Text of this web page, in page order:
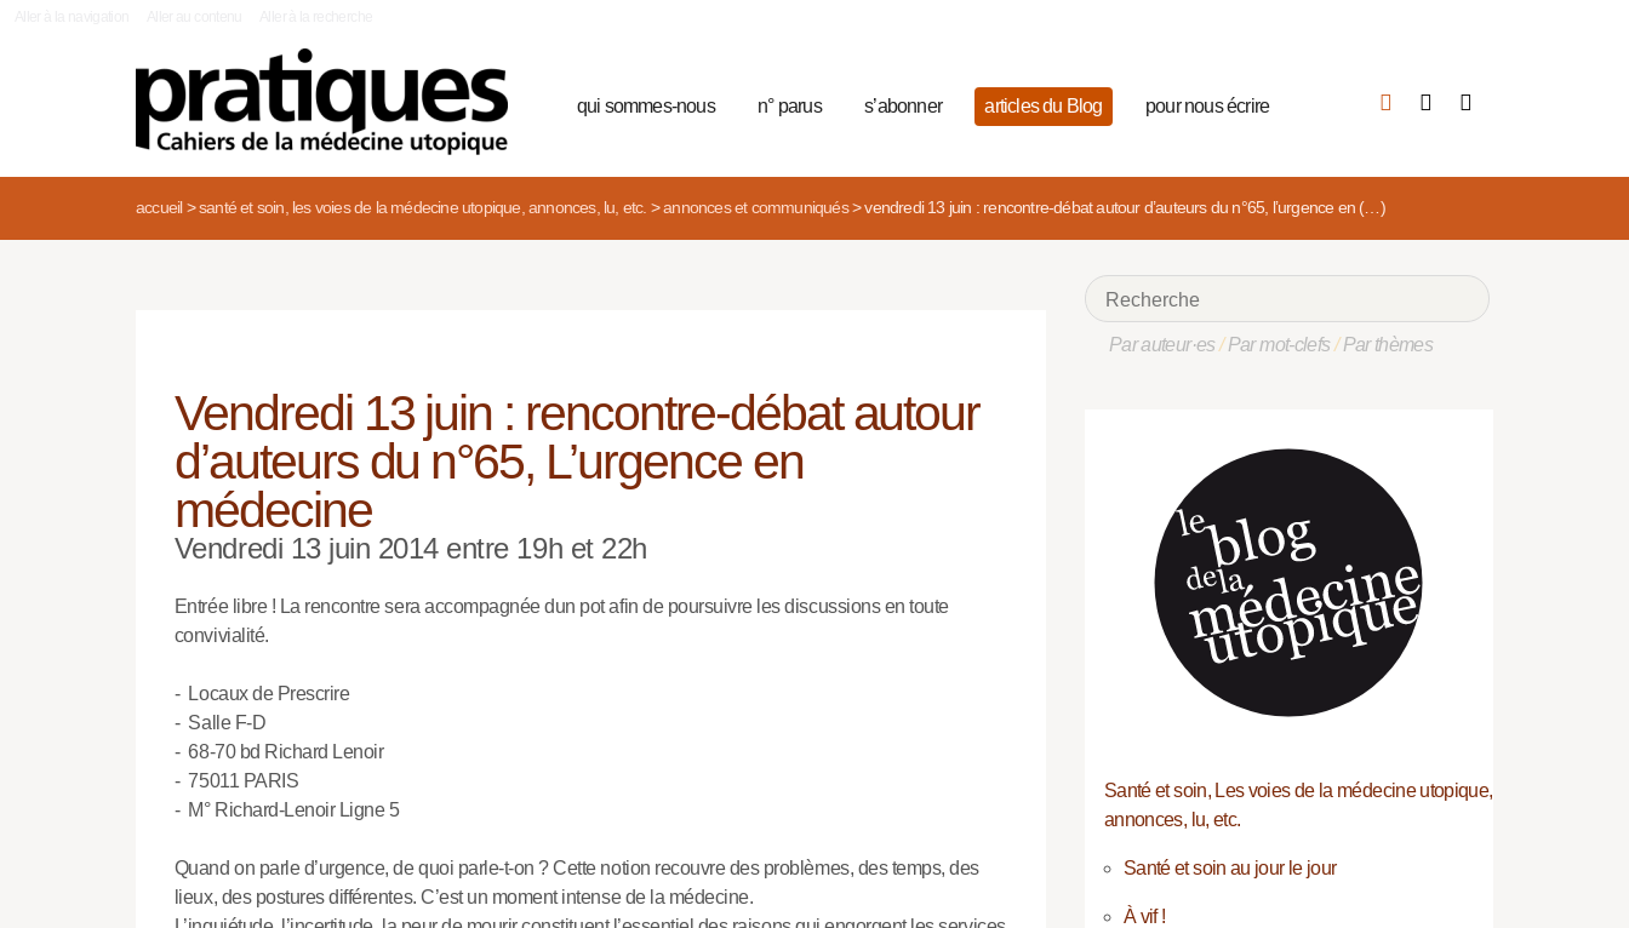
qui sommes-nous n° parus s’abonner articles du Blog pour nous écrire
accueil> santé et soin, les voies de la médecine utopique, annonces, lu, etc. > annonces et communiqués> vendredi 13 juin : rencontre-débat autour d’auteurs du n°65, l’urgence en (…)
Vendredi 13 juin : rencontre-débat autour
d’auteurs du n°65, L’urgence en
médecine
Vendredi 13 juin 2014 entre 19h et 22h
Entrée libre ! La rencontre sera accompagnée dun pot afin de poursuivre les discussions en toute
convivialité.
- Locaux de Prescrire
- Salle F-D
- 68-70 bd Richard Lenoir
- 75011 PARIS
- M° Richard-Lenoir Ligne 5
Quand on parle d’urgence, de quoi parle-t-on ? Cette notion recouvre des problèmes, des temps, des
lieux, des postures différentes. C’est un moment intense de la médecine.
Par auteur·es/Par mot-clefs/Par thèmes
Santé et soin, Les voies de la médecine utopique,
annonces, lu, etc.
Santé et soin au jour le jour
À vif !